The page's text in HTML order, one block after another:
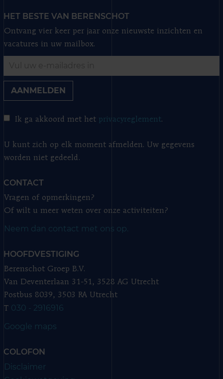
HET BESTE VAN BERENSCHOT
Ontvang vier keer per jaar onze nieuwste inzichten en
vacatures in uw mailbox.
AANMELDEN
Ik ga akkoord met het privacyreglement.
U kunt zich op elk moment afmelden. Uw gegevens
worden niet gedeeld.
CONTACT
Vragen of opmerkingen?
Of wilt u meer weten over onze activiteiten?
Neem dan contact met ons op.
HOOFDVESTIGING
Berenschot Groep B.V.
Van Deventerlaan 31-51, 3528 AG Utrecht
Postbus 8039, 3503 RA Utrecht
T 030 - 2916916
Google maps
COLOFON
Disclaimer